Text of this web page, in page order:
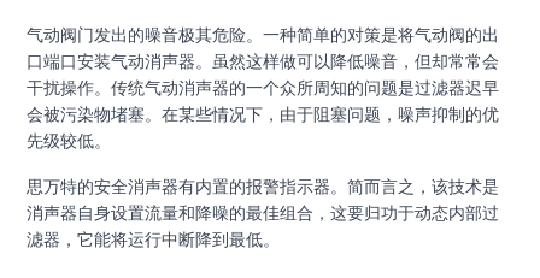
气动阀门发出的噪音极其危险。一种简单的对策是将气动阀的出
口端口安装气动消声器。虽然这样做可以降低噪音，但却常常会
干扰操作。传统气动消声器的一个众所周知的问题是过滤器迟早
会被污染物堵塞。在某些情况下，由于阻塞问题，噪声抑制的优
先级较低。
思万特的安全消声器有内置的报警指示器。简而言之，该技术是
消声器自身设置流量和降噪的最佳组合，这要归功于动态内部过
滤器，它能将运行中断降到最低。